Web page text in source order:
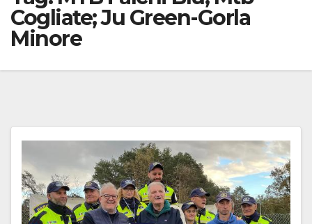
Cogliate; Ju Green-Gorla
Minore